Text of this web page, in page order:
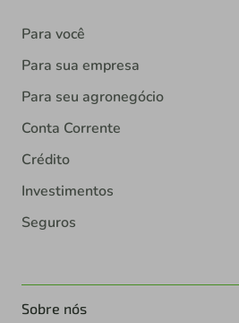
Para você
Para sua empresa
Para seu agronegócio
Conta Corrente
Crédito
Investimentos
Seguros
Sobre nós